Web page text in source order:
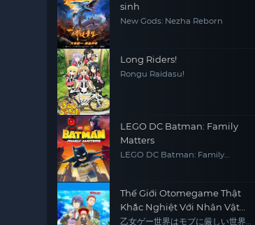
sinh
New Gods: Nezha Reborn
Long Riders!
Rongu Raidasu!
LEGO DC Batman: Family
Matters
LEGO DC Batman: Family
Thế Giới Otomegame Thật
Khắc Nghiệt Với Nhân Vật
Quần Chúng
乙女ゲー世界はモブに厳しい世界で